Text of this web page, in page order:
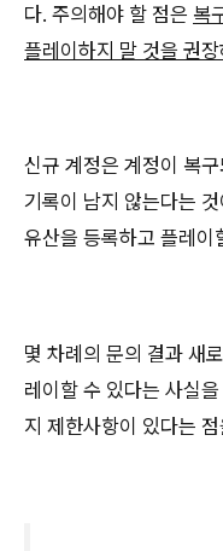
다. 주의해야 할 점은 복
플레이하지 말 것을 권
신규 계정은 계정이 복
기록이 남지 않는다는
유산을 등록하고 플레이
몇 차례의 문의 결과 새
레이할 수 있다는 사실
지 제한사항이 있다는